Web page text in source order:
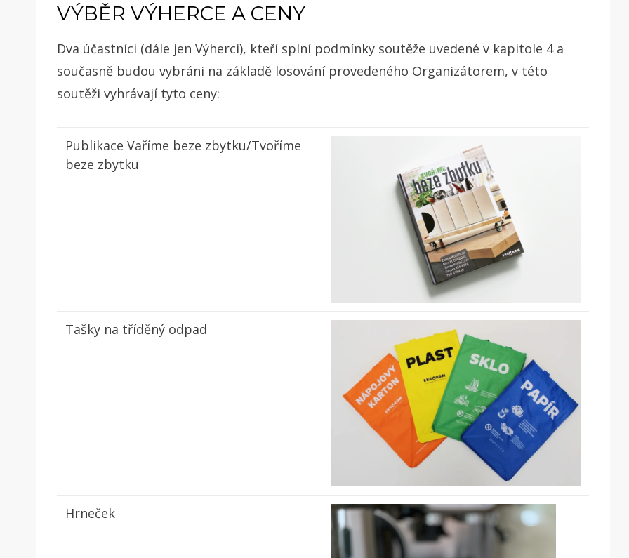
VÝBĚR VÝHERCE A CENY
Dva účastníci (dále jen Výherci), kteří splní podmínky soutěže uvedené v kapitole 4 a
současně budou vybráni na základě losování provedeného Organizátorem, v této
soutěži vyhrávají tyto ceny:
Publikace Vaříme beze zbytku/Tvoříme
beze zbytku
Tašky na tříděný odpad
Hrneček